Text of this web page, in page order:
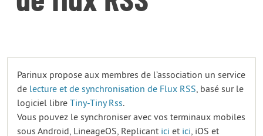
Parinux propose aux membres de l’association un service
de lecture et de synchronisation de Flux RSS, basé sur le
logiciel libre Tiny-Tiny Rss.
Vous pouvez le synchroniser avec vos terminaux mobiles
sous Android, LineageOS, Replicant ici et ici, iOS et